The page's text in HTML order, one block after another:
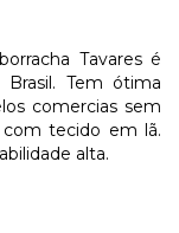
Tavares é
Tem ótima
comercias sem
tecido em lã.
alta.